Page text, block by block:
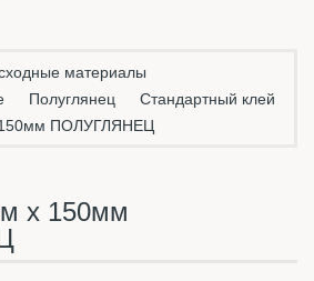
материалы
Полуглянец
Стандартный клей
150мм ПОЛУГЛЯНЕЦ
х 150мм